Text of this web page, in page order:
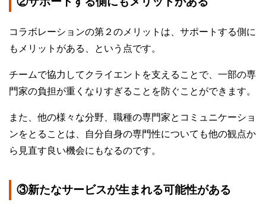
コラボレーションの第２のメリットは、サポートする側に
もメリットがある、という点です。
チームで協力してクライエントを支えることで、一部の専
門家の負担が重くなりすぎることを防ぐことができます。
また、他の様々な分野、職種の専門家とコミュニケーショ
ンをとることは、自分自身の専門性についても他の観点か
ら見直す良い機会にもなるのです。
③新たなサービスが生まれる可能性がある